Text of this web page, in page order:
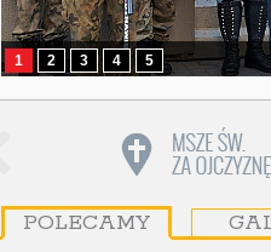
1 2 3 4 5
POLECAMY